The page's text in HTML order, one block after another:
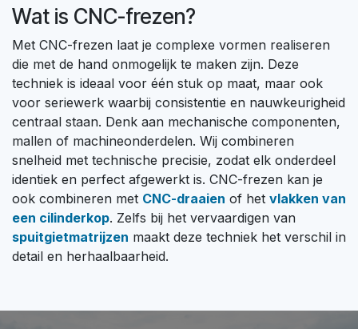
Wat is CNC-frezen?
Met CNC-frezen laat je complexe vormen realiseren
die met de hand onmogelijk te maken zijn. Deze
techniek is ideaal voor één stuk op maat, maar ook
voor seriewerk waarbij consistentie en nauwkeurigheid
centraal staan. Denk aan mechanische componenten,
mallen of machineonderdelen. Wij combineren
snelheid met technische precisie, zodat elk onderdeel
identiek en perfect afgewerkt is. CNC-frezen kan je
ook combineren met CNC-draaien of het vlakken van
een cilinderkop. Zelfs bij het vervaardigen van
spuitgietmatrijzen maakt deze techniek het verschil in
detail en herhaalbaarheid.